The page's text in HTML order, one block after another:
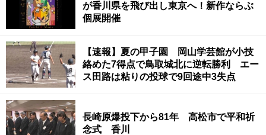
が香川県を飛び出し東京へ！新作ならぶ
個展開催
【速報】夏の甲子園 岡山学芸館が小技
絡めた7得点で鳥取城北に逆転勝利 エー
ス田路は粘りの投球で9回途中3失点
長崎原爆投下から81年 高松市で平和祈
念式 香川